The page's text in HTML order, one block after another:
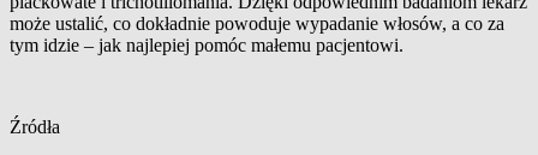
może ustalić, co dokładnie powoduje wypadanie włosów, a co za
tym idzie – jak najlepiej pomóc małemu pacjentowi.
Źródła